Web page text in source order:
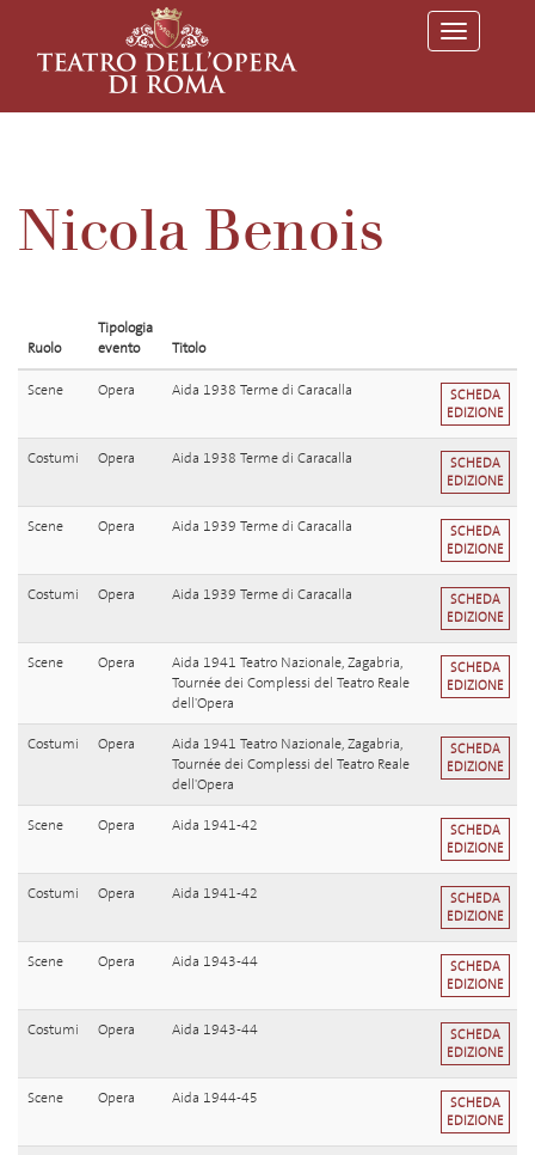
T
o
l
Nicola Benois
Ruolo
Tipologia
evento
Titolo
Scene Opera Aida 1938 Terme di Caracalla
SCHEDA
EDIZIONE
Costumi Opera Aida 1938 Terme di Caracalla
SCHEDA
EDIZIONE
Scene Opera Aida 1939 Terme di Caracalla
SCHEDA
EDIZIONE
Costumi Opera Aida 1939 Terme di Caracalla
SCHEDA
EDIZIONE
Scene Opera
Aida 1941 Teatro Nazionale, Zagabria,
Tournée dei Complessi del Teatro Reale
dell'Opera
SCHEDA
EDIZIONE
Costumi Opera
Aida 1941 Teatro Nazionale, Zagabria,
Tournée dei Complessi del Teatro Reale
dell'Opera
SCHEDA
EDIZIONE
Scene Opera Aida 1941-42
SCHEDA
EDIZIONE
Costumi Opera Aida 1941-42
SCHEDA
EDIZIONE
Scene Opera Aida 1943-44
SCHEDA
EDIZIONE
Costumi Opera Aida 1943-44
SCHEDA
EDIZIONE
Scene Opera Aida 1944-45
SCHEDA
EDIZIONE